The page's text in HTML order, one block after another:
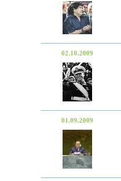
02.10.2009
01.09.2009